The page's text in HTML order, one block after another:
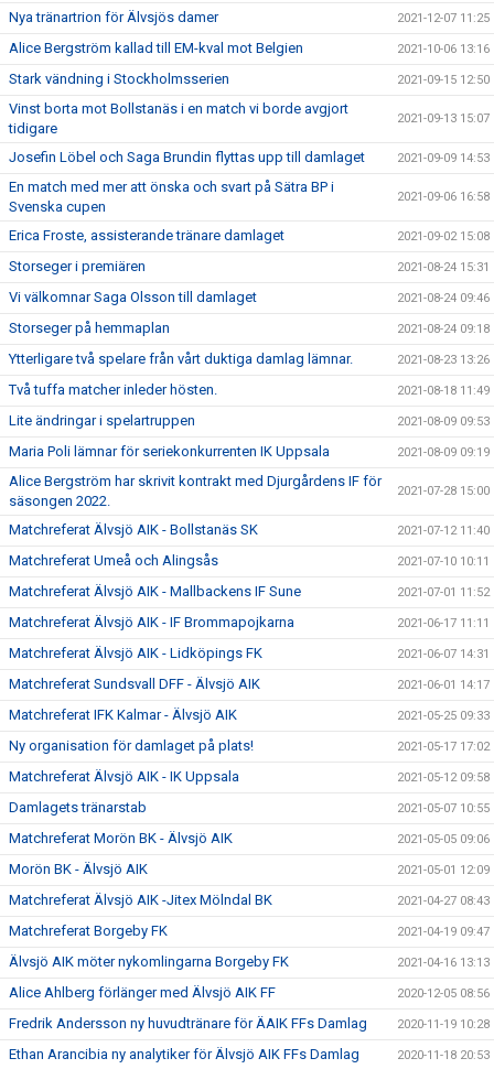
Nya tränartrion för Älvsjös damer 2021-12-07 11:25
Alice Bergström kallad till EM-kval mot Belgien 2021-10-06 13:16
Stark vändning i Stockholmsserien 2021-09-15 12:50
Vinst borta mot Bollstanäs i en match vi borde avgjort
tidigare
2021-09-13 15:07
Josefin Löbel och Saga Brundin flyttas upp till damlaget 2021-09-09 14:53
En match med mer att önska och svart på Sätra BP i
Svenska cupen
2021-09-06 16:58
Erica Froste, assisterande tränare damlaget 2021-09-02 15:08
Storseger i premiären 2021-08-24 15:31
Vi välkomnar Saga Olsson till damlaget 2021-08-24 09:46
Storseger på hemmaplan 2021-08-24 09:18
Ytterligare två spelare från vårt duktiga damlag lämnar. 2021-08-23 13:26
Två tuffa matcher inleder hösten. 2021-08-18 11:49
Lite ändringar i spelartruppen 2021-08-09 09:53
Maria Poli lämnar för seriekonkurrenten IK Uppsala 2021-08-09 09:19
Alice Bergström har skrivit kontrakt med Djurgårdens IF för
säsongen 2022.
2021-07-28 15:00
Matchreferat Älvsjö AIK - Bollstanäs SK 2021-07-12 11:40
Matchreferat Umeå och Alingsås 2021-07-10 10:11
Matchreferat Älvsjö AIK - Mallbackens IF Sune 2021-07-01 11:52
Matchreferat Älvsjö AIK - IF Brommapojkarna 2021-06-17 11:11
Matchreferat Älvsjö AIK - Lidköpings FK 2021-06-07 14:31
Matchreferat Sundsvall DFF - Älvsjö AIK 2021-06-01 14:17
Matchreferat IFK Kalmar - Älvsjö AIK 2021-05-25 09:33
Ny organisation för damlaget på plats! 2021-05-17 17:02
Matchreferat Älvsjö AIK - IK Uppsala 2021-05-12 09:58
Damlagets tränarstab 2021-05-07 10:55
Matchreferat Morön BK - Älvsjö AIK 2021-05-05 09:06
Morön BK - Älvsjö AIK 2021-05-01 12:09
Matchreferat Älvsjö AIK -Jitex Mölndal BK 2021-04-27 08:43
Matchreferat Borgeby FK 2021-04-19 09:47
Älvsjö AIK möter nykomlingarna Borgeby FK 2021-04-16 13:13
Alice Ahlberg förlänger med Älvsjö AIK FF 2020-12-05 08:56
Fredrik Andersson ny huvudtränare för ÄAIK FFs Damlag 2020-11-19 10:28
Ethan Arancibia ny analytiker för Älvsjö AIK FFs Damlag 2020-11-18 20:53